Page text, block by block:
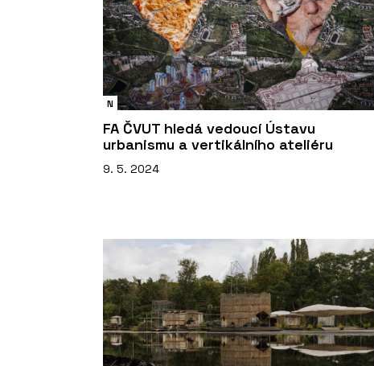
N
FA ČVUT hledá vedoucí Ústavu
urbanismu a vertikálního ateliéru
9. 5. 2024